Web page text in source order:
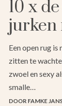
10 x
jurken
Een open rug
zitten te
zwoel en sexy
smalle…
DOOR FAMKE